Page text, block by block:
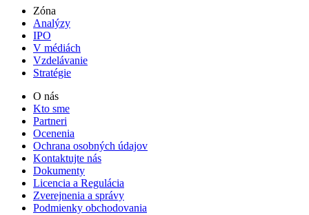
Zóna
Analýzy
IPO
V médiách
Vzdelávanie
Stratégie
O nás
Kto sme
Partneri
Ocenenia
Ochrana osobných údajov
Kontaktujte nás
Dokumenty
Licencia a Regulácia
Zverejnenia a správy
Podmienky obchodovania